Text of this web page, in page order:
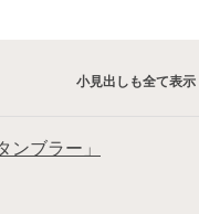
小見出しも全て表示
ブラー」